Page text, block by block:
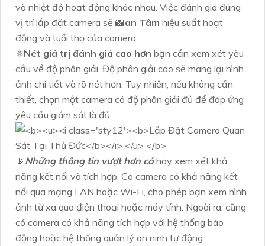
và nhiệt độ hoạt động khác nhau. Việc đánh giá đúng
vị trí lắp đặt camera sẽ 📸an Tâm hiệu suất hoạt
động và tuổi thọ của camera.
⚛️Nét giá trị đánh giá cao hơn bạn cần xem xét yêu
cầu về độ phân giải. Độ phân giải cao sẽ mang lại hình
ảnh chi tiết và rõ nét hơn. Tuy nhiên, nếu không cần
thiết, chọn một camera có độ phân giải đủ để đáp ứng
yêu cầu giám sát là đủ.
📡 Những thông tin vượt hơn cảhãy xem xét khả
năng kết nối và tích hợp. Có camera có khả năng kết
nối qua mạng LAN hoặc Wi-Fi, cho phép bạn xem hình
ảnh từ xa qua điện thoại hoặc máy tính. Ngoài ra, cũng
có camera có khả năng tích hợp với hệ thống báo
động hoặc hệ thống quản lý an ninh tự động.